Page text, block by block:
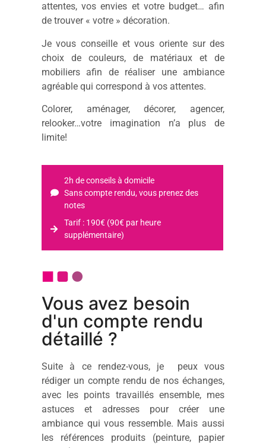
attentes, vos envies et votre budget… afin
de trouver « votre » décoration.
Je vous conseille et vous oriente sur des
choix de couleurs, de matériaux et de
mobiliers afin de réaliser une ambiance
agréable qui correspond à vos attentes.
Colorer, aménager, décorer, agencer,
relooker…votre imagination n’a plus de
limite!
2h de conseils à domicile
Sans compte rendu, vous prenez des
notes
Tarif : 190€ (90€ par heure
supplémentaire)
Vous avez besoin
d'un compte rendu
détaillé ?
Suite à ce rendez-vous, je peux vous
rédiger un compte rendu de nos échanges,
avec les points travaillés ensemble, mes
astuces et adresses pour créer une
ambiance qui vous ressemble. Mais aussi
les références produits (peinture, papier